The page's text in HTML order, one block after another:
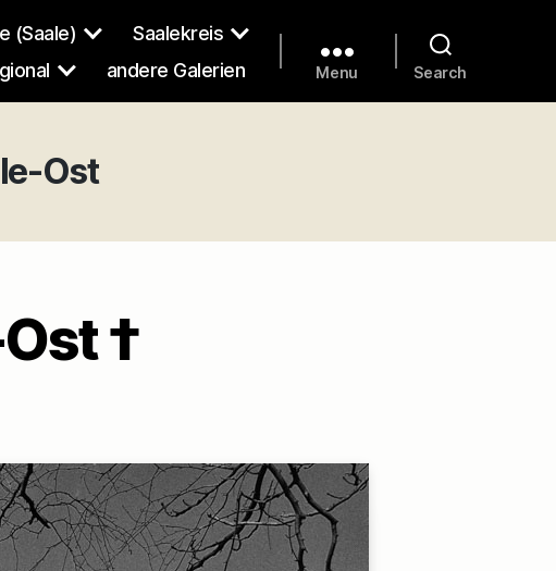
(Saale)
Saalekreis
andere Galerien Menu Search
Ost
†